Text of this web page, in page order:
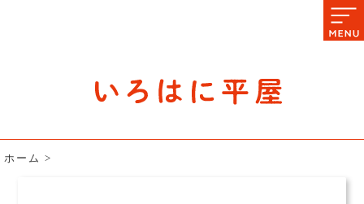
ホーム >